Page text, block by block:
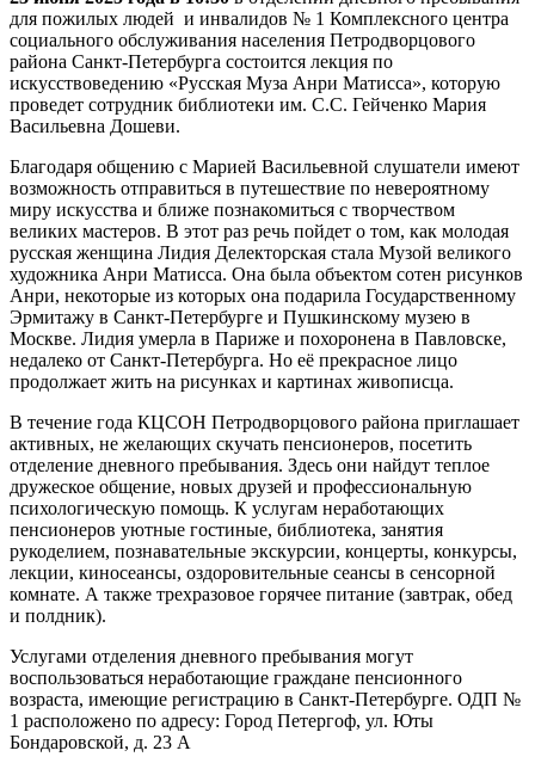
для пожилых людей и инвалидов № 1 Комплексного центра
социального обслуживания населения Петродворцового
района Санкт-Петербурга состоится лекция по
искусствоведению «Русская Муза Анри Матисса», которую
проведет сотрудник библиотеки им. С.С. Гейченко Мария
Васильевна Дошеви.
Благодаря общению с Марией Васильевной слушатели имеют
возможность отправиться в путешествие по невероятному
миру искусства и ближе познакомиться с творчеством
великих мастеров. В этот раз речь пойдет о том, как молодая
русская женщина Лидия Делекторская стала Музой великого
художника Анри Матисса. Она была объектом сотен рисунков
Анри, некоторые из которых она подарила Государственному
Эрмитажу в Санкт-Петербурге и Пушкинскому музею в
Москве. Лидия умерла в Париже и похоронена в Павловске,
недалеко от Санкт-Петербурга. Но её прекрасное лицо
продолжает жить на рисунках и картинах живописца.
В течение года КЦСОН Петродворцового района приглашает
активных, не желающих скучать пенсионеров, посетить
отделение дневного пребывания. Здесь они найдут теплое
дружеское общение, новых друзей и профессиональную
психологическую помощь. К услугам неработающих
пенсионеров уютные гостиные, библиотека, занятия
рукоделием, познавательные экскурсии, концерты, конкурсы,
лекции, киносеансы, оздоровительные сеансы в сенсорной
комнате. А также трехразовое горячее питание (завтрак, обед
и полдник).
Услугами отделения дневного пребывания могут
воспользоваться неработающие граждане пенсионного
возраста, имеющие регистрацию в Санкт-Петербурге. ОДП №
1 расположено по адресу: Город Петергоф, ул. Юты
Бондаровской, д. 23 А